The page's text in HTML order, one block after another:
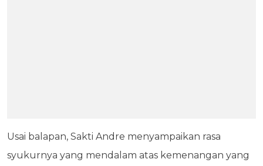
Usai balapan, Sakti Andre menyampaikan rasa
syukurnya yang mendalam atas kemenangan yang